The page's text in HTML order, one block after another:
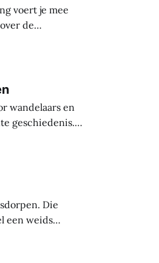
voert je mee
de
plekken in
wandelaars en
geschiedenis.
uit de steentijd.
Die
een weids
die deze